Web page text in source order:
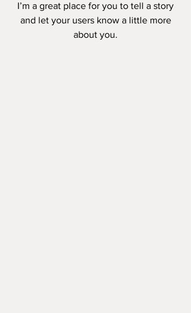
I’m a great place for you to tell a story
and let your users know a little more
about you.